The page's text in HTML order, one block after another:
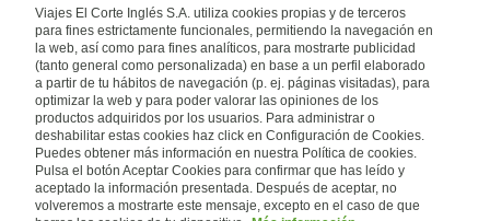
Quiénes somos
Financiación
Sostenibilidad
Turismo accesible
Tarjeta El Corte Inglés
Trabaja con nosotros
El Corte Inglés
Canal Ético
Enlaces de interés
Guías de viaje
Catálogos
Auto check-in
Condiciones Generales
Política de privacidad
Política de cookies
Accesibilidad
Empresas/ Grupos
Internacional
España
Visita nuestro blog
Viajes El Corte Inglés S.A. utiliza cookies propias y de terceros
para fines estrictamente funcionales, permitiendo la navegación en
la web, así como para fines analíticos, para mostrarte publicidad
(tanto general como personalizada) en base a un perfil elaborado
a partir de tu hábitos de navegación (p. ej. páginas visitadas), para
optimizar la web y para poder valorar las opiniones de los
productos adquiridos por los usuarios. Para administrar o
deshabilitar estas cookies haz click en Configuración de Cookies.
Puedes obtener más información en nuestra Política de cookies.
Pulsa el botón Aceptar Cookies para confirmar que has leído y
aceptado la información presentada. Después de aceptar, no
volveremos a mostrarte este mensaje, excepto en el caso de que